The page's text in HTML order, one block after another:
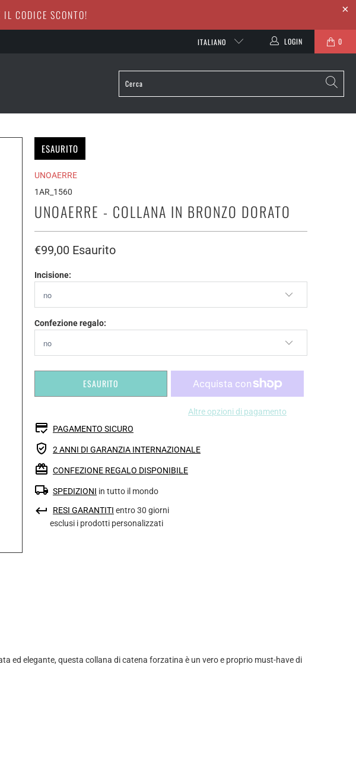
CODICE SCONTO!
ITALIANO LOGIN 0
ESAURITO
UNOAERRE
1AR_1560
UNOAERRE - COLLANA IN BRONZO DORATO
€99,00 Esaurito
Incisione:
Confezione regalo:
ESAURITO
Altre opzioni di pagamento
PAGAMENTO SICURO
2 ANNI DI GARANZIA INTERNAZIONALE
CONFEZIONE REGALO DISPONIBILE
SPEDIZIONI in tutto il mondo
RESI GARANTITI entro 30 giorni
esclusi i prodotti personalizzati
ed elegante, questa collana di catena forzatina è un vero e proprio must-have di